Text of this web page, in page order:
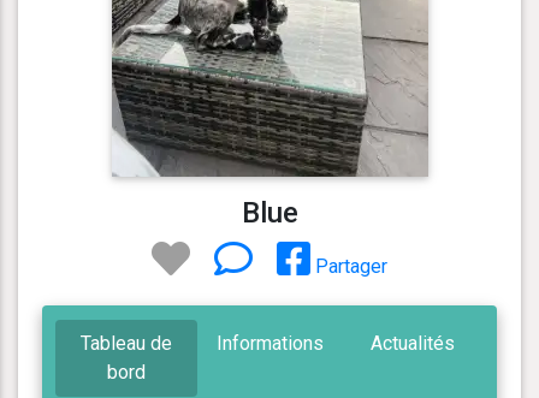
Blue
Partager
Tableau de
bord
Informations Actualités